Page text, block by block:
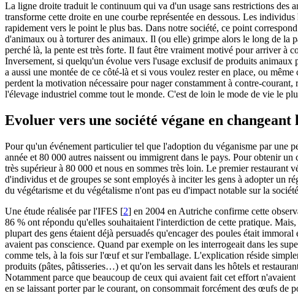
La ligne droite traduit le continuum qui va d'un usage sans restrictions des
transforme cette droite en une courbe représentée en dessous. Les
rapidement vers le point le plus bas. Dans notre société, ce point
d'animaux ou à torturer des animaux. Il (ou elle) grimpe alors le long de la
perché là, la pente est très forte. Il faut être vraiment motivé pour arriver à
Inversement, si quelqu'un évolue vers l'usage exclusif de produits
a aussi une montée de ce côté-là et si vous voulez rester en place, ou
perdent la motivation nécessaire pour nager constamment à contre-
l'élevage industriel comme tout le monde. C'est de loin le mode de vie le
Evoluer vers une société végane en changeant
Pour qu'un événement particulier tel que l'adoption du véganisme par une
année et 80 000 autres naissent ou immigrent dans le pays. Pour obtenir
très supérieur à 80 000 et nous en sommes très loin. Le premier restaurant
d'individus et de groupes se sont employés à inciter les gens à adopter un
du végétarisme et du végétalisme n'ont pas eu d'impact notable sur la
Une étude réalisée par l'IFES [2] en 2004 en Autriche confirme cette
86 % ont répondu qu'elles souhaitaient l'interdiction de cette pratique.
plupart des gens étaient déjà persuadés qu'encager des poules était
avaient pas conscience. Quand par exemple on les interrogeait dans les
comme tels, à la fois sur l'œuf et sur l'emballage. L'explication réside
produits (pâtes, pâtisseries…) et qu'on les servait dans les hôtels et
Notamment parce que beaucoup de ceux qui avaient fait cet effort
en se laissant porter par le courant, on consommait forcément des œufs de